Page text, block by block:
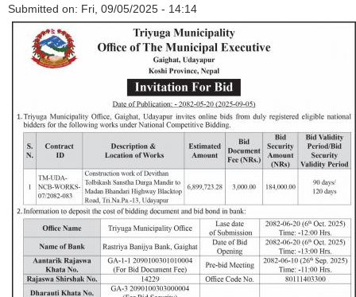
Submitted on: Fri, 09/05/2025 - 14:14